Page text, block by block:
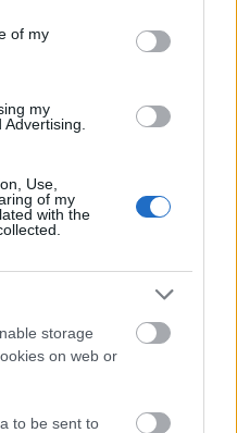
purposes in below Google
of my
my
Use,
of my
with the
storage
on web or
to be sent to
Αγγλικών σε
σας
η πιο Εύκολη